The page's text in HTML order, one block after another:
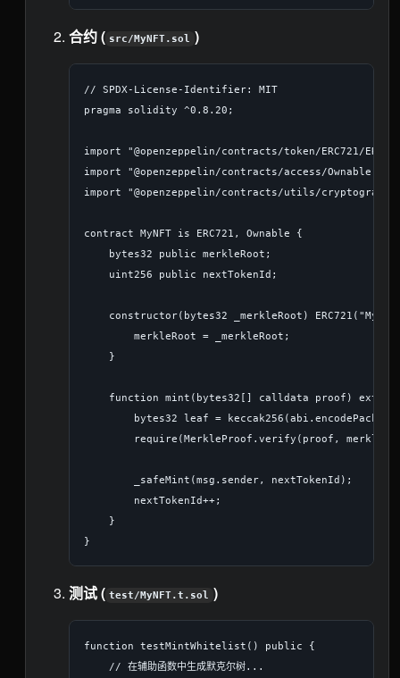
合约 ( src/MyNFT.sol )
// SPDX-License-Identifier: MIT
pragma solidity ^0.8.20;
import "@openzeppelin/contracts/token/ERC721/
import "@openzeppelin/contracts/access/
import "@openzeppelin/contracts/utils/
contract MyNFT is ERC721, Ownable {
    bytes32 public merkleRoot;
    uint256 public nextTokenId;
constructor(bytes32 _merkleRoot)
        merkleRoot = _merkleRoot;
    }
function mint(bytes32[] calldata proof)
bytes32 leaf =
require(MerkleProof.verify(proof,
        _safeMint(msg.sender, nextTokenId);
        nextTokenId++;
    }
测试 ( test/MyNFT.t.sol )
function testMintWhitelist() public {
    // 在辅助函数中生成默克尔树...